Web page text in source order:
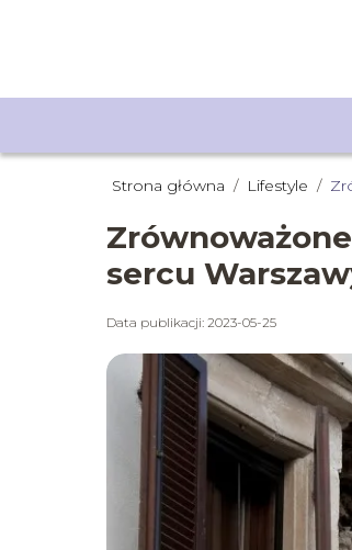
Strona główna / Lifestyle /
sercu
Data publikacji: 2023-05-25